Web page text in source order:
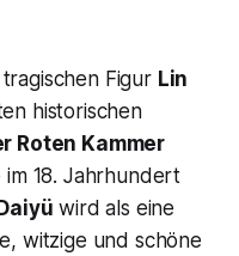
Figur Lin
historischen
Roten Kammer
18. Jahrhundert
Daiyü wird als eine
witzige und schöne